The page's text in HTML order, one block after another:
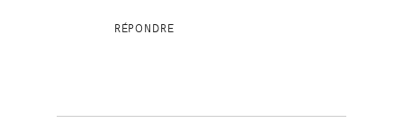
RÉPONDRE